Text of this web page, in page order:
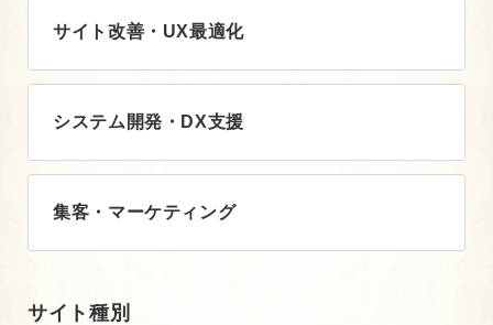
サイト改善・UX最適化
システム開発・DX支援
集客・マーケティング
サイト種別